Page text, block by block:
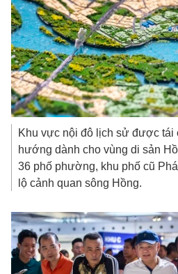
Khu vực nội đô lịch sử được tái
hướng dành cho vùng di sản
36 phố phường, khu phố cũ
lộ cảnh quan sông Hồng.